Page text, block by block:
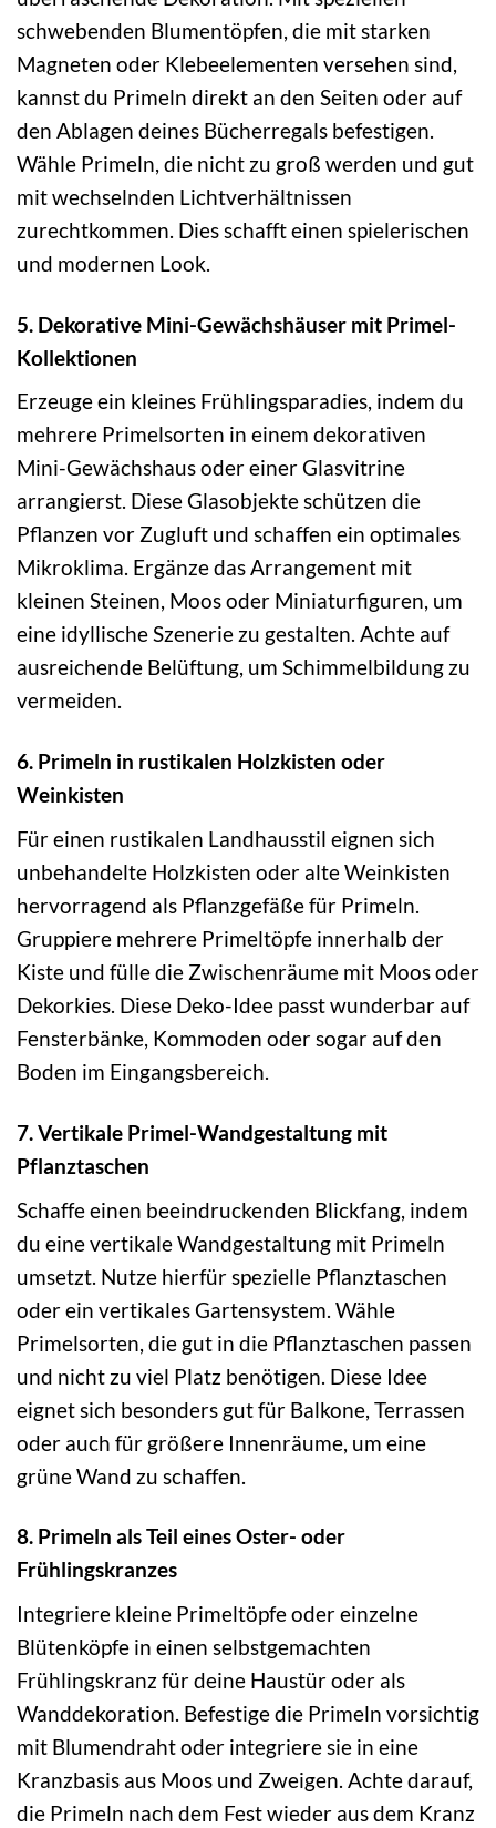
schwebenden Blumentöpfen, die mit starken
Magneten oder Klebeelementen versehen sind,
kannst du Primeln direkt an den Seiten oder auf
den Ablagen deines Bücherregals befestigen.
Wähle Primeln, die nicht zu groß werden und gut
mit wechselnden Lichtverhältnissen
zurechtkommen. Dies schafft einen spielerischen
und modernen Look.
5. Dekorative Mini-Gewächshäuser mit Primel-
Kollektionen
Erzeuge ein kleines Frühlingsparadies, indem du
mehrere Primelsorten in einem dekorativen
Mini-Gewächshaus oder einer Glasvitrine
arrangierst. Diese Glasobjekte schützen die
Pflanzen vor Zugluft und schaffen ein optimales
Mikroklima. Ergänze das Arrangement mit
kleinen Steinen, Moos oder Miniaturfiguren, um
eine idyllische Szenerie zu gestalten. Achte auf
ausreichende Belüftung, um Schimmelbildung zu
vermeiden.
6. Primeln in rustikalen Holzkisten oder
Weinkisten
Für einen rustikalen Landhausstil eignen sich
unbehandelte Holzkisten oder alte Weinkisten
hervorragend als Pflanzgefäße für Primeln.
Gruppiere mehrere Primeltöpfe innerhalb der
Kiste und fülle die Zwischenräume mit Moos oder
Dekorkies. Diese Deko-Idee passt wunderbar auf
Fensterbänke, Kommoden oder sogar auf den
Boden im Eingangsbereich.
7. Vertikale Primel-Wandgestaltung mit
Pflanztaschen
Schaffe einen beeindruckenden Blickfang, indem
du eine vertikale Wandgestaltung mit Primeln
umsetzt. Nutze hierfür spezielle Pflanztaschen
oder ein vertikales Gartensystem. Wähle
Primelsorten, die gut in die Pflanztaschen passen
und nicht zu viel Platz benötigen. Diese Idee
eignet sich besonders gut für Balkone, Terrassen
oder auch für größere Innenräume, um eine
grüne Wand zu schaffen.
8. Primeln als Teil eines Oster- oder
Frühlingskranzes
Integriere kleine Primeltöpfe oder einzelne
Blütenköpfe in einen selbstgemachten
Frühlingskranz für deine Haustür oder als
Wanddekoration. Befestige die Primeln vorsichtig
mit Blumendraht oder integriere sie in eine
Kranzbasis aus Moos und Zweigen. Achte darauf,
die Primeln nach dem Fest wieder aus dem Kranz